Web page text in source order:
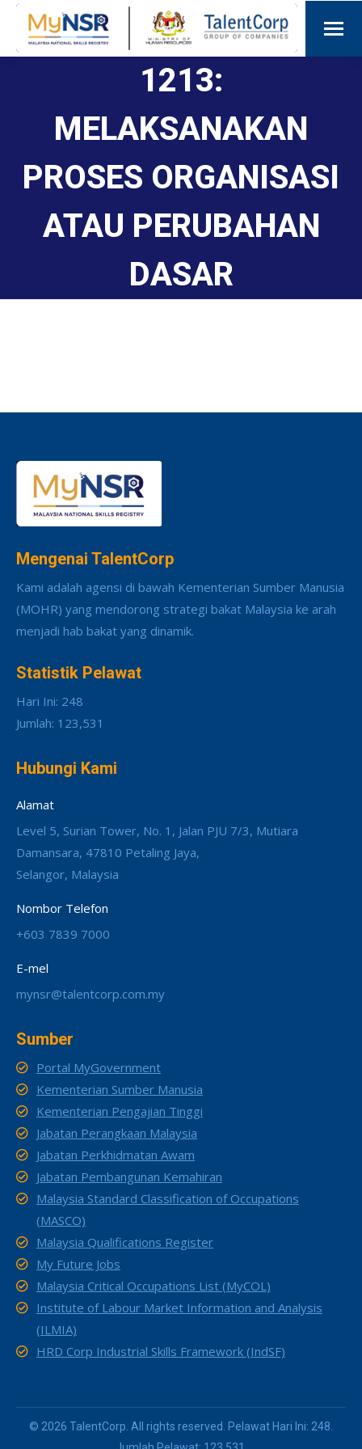
1213:
MELAKSANAKAN
PROSES ORGANISASI
ATAU PERUBAHAN
DASAR
Mengenai TalentCorp
Kami adalah agensi di bawah Kementerian Sumber Manusia
(MOHR) yang mendorong strategi bakat Malaysia ke arah
menjadi hab bakat yang dinamik.
Statistik Pelawat
Hari Ini: 248
Jumlah: 123,531
Hubungi Kami
Alamat
Level 5, Surian Tower, No. 1, Jalan PJU 7/3, Mutiara
Damansara, 47810 Petaling Jaya,
Selangor, Malaysia
Nombor Telefon
+603 7839 7000
E-mel
mynsr@talentcorp.com.my
Sumber
Portal MyGovernment
Kementerian Sumber Manusia
Kementerian Pengajian Tinggi
Jabatan Perangkaan Malaysia
Jabatan Perkhidmatan Awam
Jabatan Pembangunan Kemahiran
Malaysia Standard Classification of Occupations
(MASCO)
Malaysia Qualifications Register
My Future Jobs
Malaysia Critical Occupations List (MyCOL)
Institute of Labour Market Information and Analysis
(ILMIA)
HRD Corp Industrial Skills Framework (IndSF)
© 2026 TalentCorp. All rights reserved. Pelawat Hari Ini: 248.